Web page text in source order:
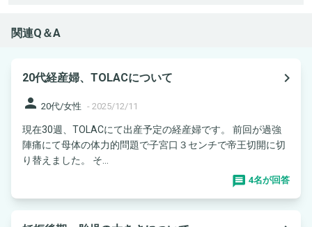
関連Q＆A
20代経産婦、TOLACについて
navigate_next
person 20代/女性 - 2025/12/11
現在30週、TOLACにて出産予定の経産婦です。 前回が過強
陣痛にて母体の体力的問題で子宮口３センチで帝王切開に切
り替えました。 そ...
4名が回答